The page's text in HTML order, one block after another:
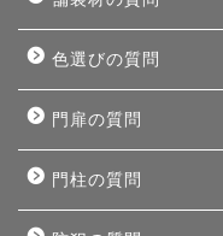
色選びの質問
門扉の質問
門柱の質問